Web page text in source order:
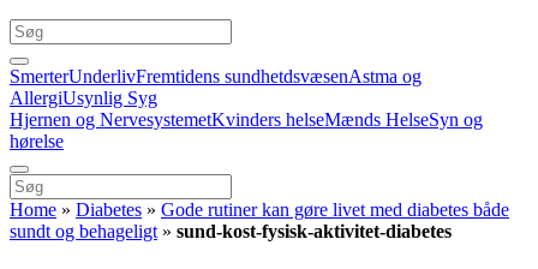
SmerterUnderlivFremtidens sundhetdsvæsenAstma og
AllergiUsynlig Syg
Hjernen og NervesystemetKvinders helseMænds HelseSyn og
hørelse
Home » Diabetes » Gode rutiner kan gøre livet med diabetes både
sundt og behageligt » sund-kost-fysisk-aktivitet-diabetes